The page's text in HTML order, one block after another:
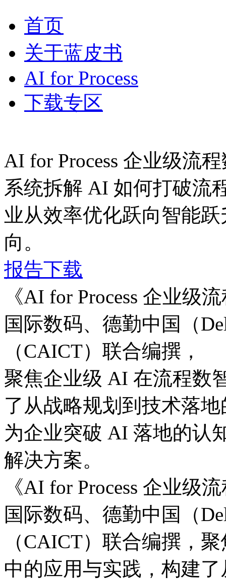
首页
关于蓝皮书
AI for Process
下载专区
AI for Process 企业级流
系统拆解 AI 如何打破流程
业从效率优化跃向智能跃
向。
报告下载
《AI for Process 企业级
国际数码、德勤中国
（CAICT）联合编撰，
聚焦企业级 AI 在流程数智
了从战略规划到技术落地
为企业突破 AI 落地的认
解决方案。
《AI for Process 企业级
国际数码、德勤中国
（CAICT）联合编撰
中的应用与实践，构